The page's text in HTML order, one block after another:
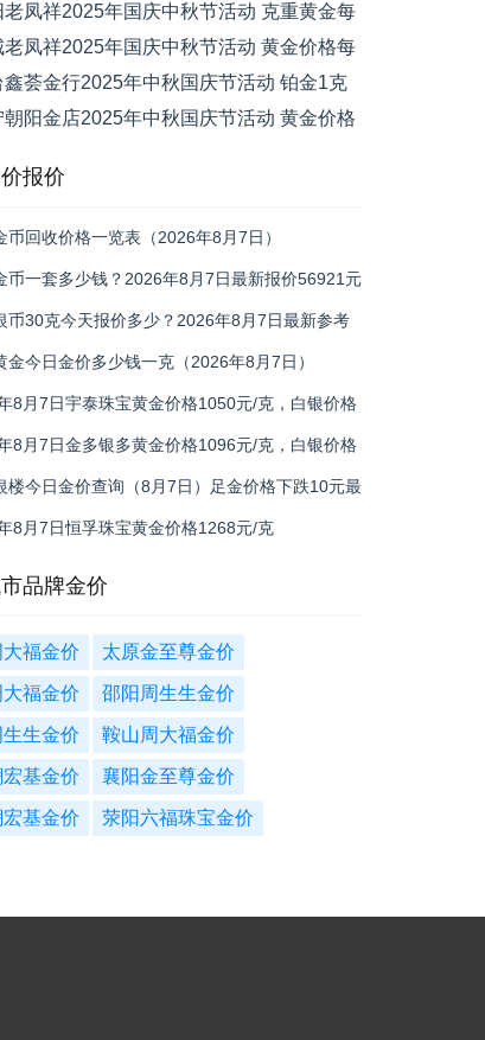
节活动 黄金价格每克减120元
老凤祥2025年国庆中秋节活动 克重黄金每
100元
老凤祥2025年国庆中秋节活动 黄金价格每
50元
鑫荟金行2025年中秋国庆节活动 铂金1克
免新品工艺费
朝阳金店2025年中秋国庆节活动 黄金价格
报价
币回收价格一览表（2026年8月7日）
币一套多少钱？2026年8月7日最新报价56921元
币30克今天报价多少？2026年8月7日最新参考
金今日金价多少钱一克（2026年8月7日）
8月7日宇泰珠宝黄金价格1050元/克，白银价格
8月7日金多银多黄金价格1096元/克，白银价格
楼今日金价查询（8月7日）足金价格下跌10元最
8月7日恒孚珠宝黄金价格1268元/克
品牌金价
福金价 太原金至尊金价
福金价 邵阳周生生金价
生金价 鞍山周大福金价
基金价 襄阳金至尊金价
基金价 荥阳六福珠宝金价